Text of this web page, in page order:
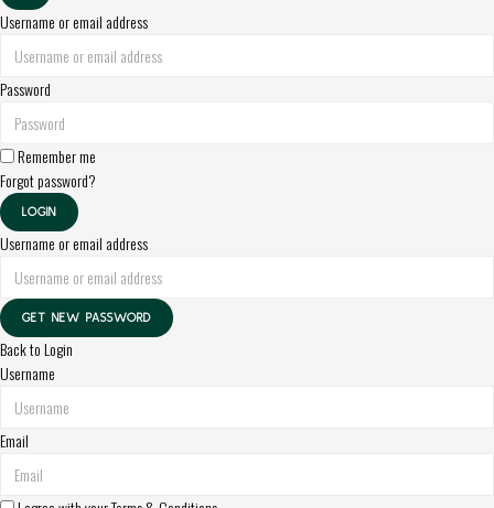
Username or email address
Password
Remember me
Forgot password?
LOGIN
Username or email address
GET NEW PASSWORD
Back to Login
Username
Email